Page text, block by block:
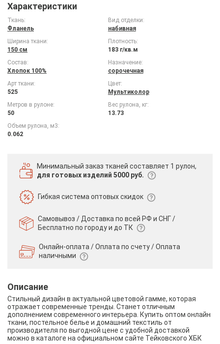
Характеристики
Ткань:
Фланель
Вид отделки:
набивная
Ширина ткани:
150 см
Плотность:
183 г/кв.м
Состав:
Хлопок 100%
Назначение:
сорочечная
Арт ткани:
525
Цвет:
Мультиколор
Метров в рулоне:
50
Вес рулона, кг:
13.73
Объем рулона, м3:
0.062
Минимальный заказ тканей составляет 1 рулон,
для готовых изделий 5000 руб.
Гибкая системаоптовых скидок
Самовывоз / Доставка по всей РФ и СНГ /
Бесплатно по городу и до ТК
Онлайн-оплата / Оплата по счету /Оплата
наличными
Описание
Стильный дизайн в актуальной цветовой гамме, которая
отражает современные тренды. Станет отличным
дополнением современного интерьера. Купить оптом онлайн
ткани, постельное белье и домашний текстиль от
производителя по выгодной цене с удобной доставкой
можно в каталоге на официальном сайте Тейковского ХБК